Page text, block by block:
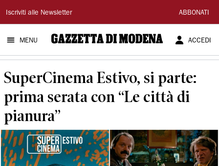
Gazzetta
di
Modena
Iscriviti alle Newsletter ABBONATI
MENU ACCEDI
SuperCinema Estivo, si parte:
prima serata con “Le città di
pianura”